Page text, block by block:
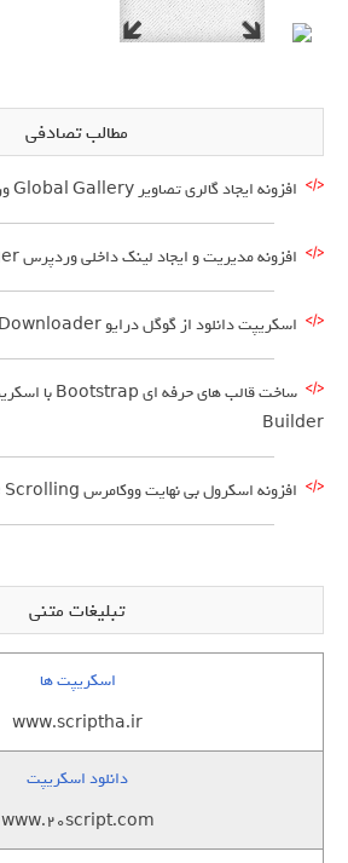
مطالب تصادفی
افزونه ایجاد گالری تصاویر Global Gallery وردپرس
افزونه مدیریت و ایجاد لینک داخلی وردپرس Interlinks Manager
اسکریپت دانلود از گوگل درایو GDrive Downloader
Builder
افزونه اسکرول بی نهایت ووکامرس YITH Infinite Scrolling
تبلیغات متنی
اسکریپت ها
www.scriptha.ir
دانلود اسکریپت
www.20script.com